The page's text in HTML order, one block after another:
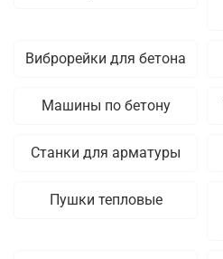
Виброрейки для бетона
Машины по бетону
Станки для арматуры
Пушки тепловые